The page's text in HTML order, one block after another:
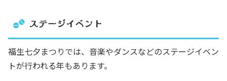
ステージイベント
福生七夕まつりでは、音楽やダンスなどのステージイベン
トが行われる年もあります。